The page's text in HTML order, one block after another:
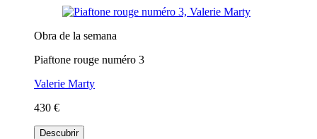
Obra de la semana
Piaftone rouge numéro 3
Valerie Marty
430 €
Descubrir